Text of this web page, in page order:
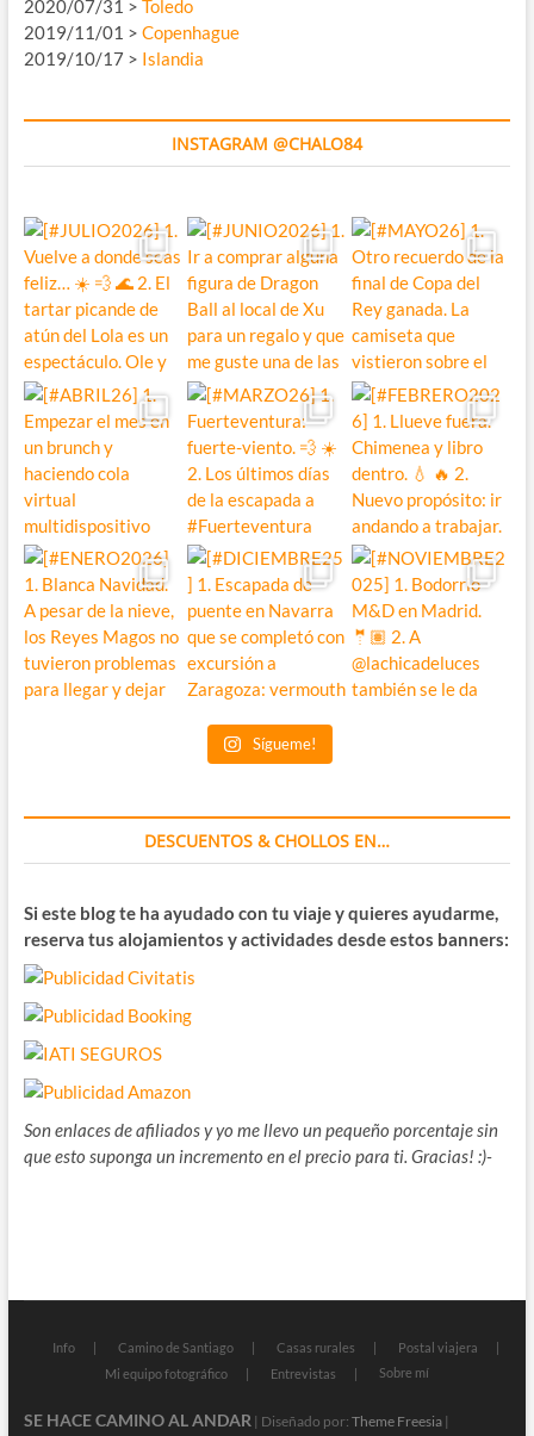
2020/07/31 > Toledo
2019/11/01 > Copenhague
2019/10/17 > Islandia
INSTAGRAM @CHALO84
Sígueme!
DESCUENTOS & CHOLLOS EN…
Si este blog te ha ayudado con tu viaje y quieres ayudarme,
reserva tus alojamientos y actividades desde estos banners:
Son enlaces de afiliados y yo me llevo un pequeño porcentaje sin
que esto suponga un incremento en el precio para ti. Gracias! :)-
Info Camino de Santiago Casas rurales
Postal viajera
Mi equipo fotográfico
Entrevistas Sobre mí
SE HACE CAMINO AL ANDAR | Diseñado por: Theme Freesia|